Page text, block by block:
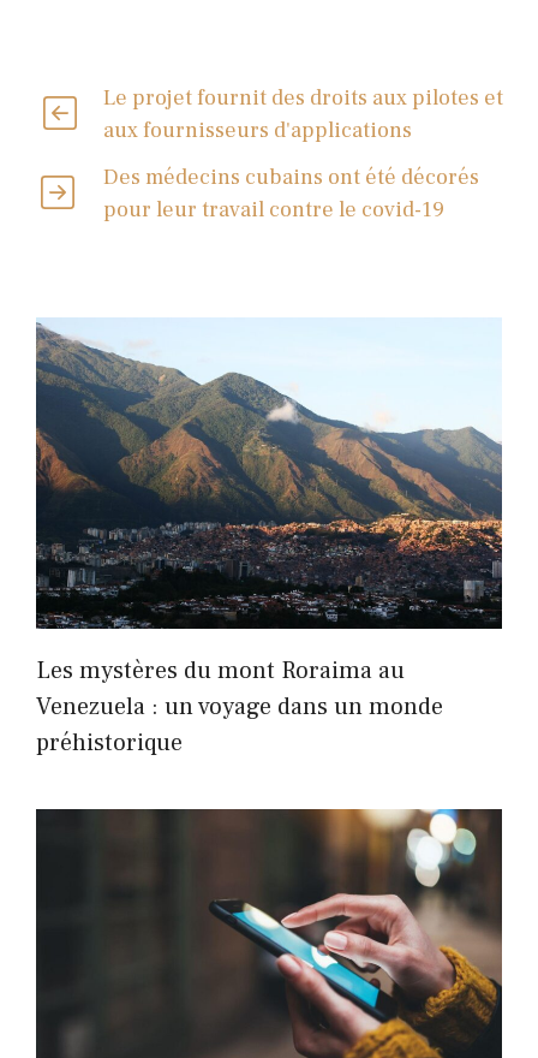
Le projet fournit des droits aux pilotes et
aux fournisseurs d'applications
Des médecins cubains ont été décorés
pour leur travail contre le covid-19
Les mystères du mont Roraima au
Venezuela : un voyage dans un monde
préhistorique